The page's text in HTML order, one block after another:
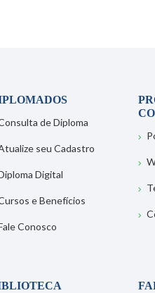
de Diploma
seu Cadastro
Digital
e Benefícios
Conosco